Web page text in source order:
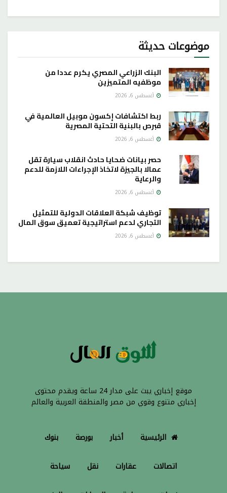
موضوعات حديثة
البنك الزراعي المصري يكرم عددا من
موظفيه المتميزين
أغسطس 6, 2026
ربط اكتشافات إكسون موبيل العالمية في
قبرص بالبنية التحتية المصرية
أغسطس 6, 2026
حصر بيانات ضحايا حادث انقلاب سيارة تقل
عمالا بالجيزة لاتخاذ الإجراءات اللازمة للدعم
والرعاية
أغسطس 6, 2026
توظيف شبكة العلاقات الدولية للتمثيل
التجاري لدعم استراتيجية تعميق سوق المال
أغسطس 6, 2026
موقع إخباري يبث على مدار 24 ساعة ويقدم محتوى
إخباري متنوع وقوي من مصر والمنطقة العربية والعالم
الرئيسية أخبار بورصة بنوك
اتصالات عقارات نقل سياحة